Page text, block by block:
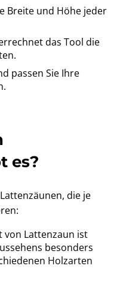
Breite und Höhe jeder
das Tool die
passen Sie Ihre
es?
die je
von Lattenzaun ist
besonders
Holzarten